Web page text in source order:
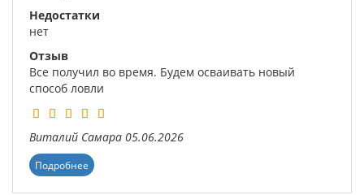
Недостатки
нет
Отзыв
Все получил во время. Будем осваивать новый
способ ловли
Виталий Самара 05.06.2026
Подробнее